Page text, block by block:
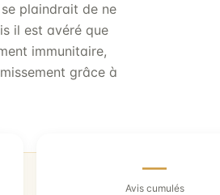
plaindrait de ne
il est avéré que
immunitaire,
grâce à
—
Avis cumulés